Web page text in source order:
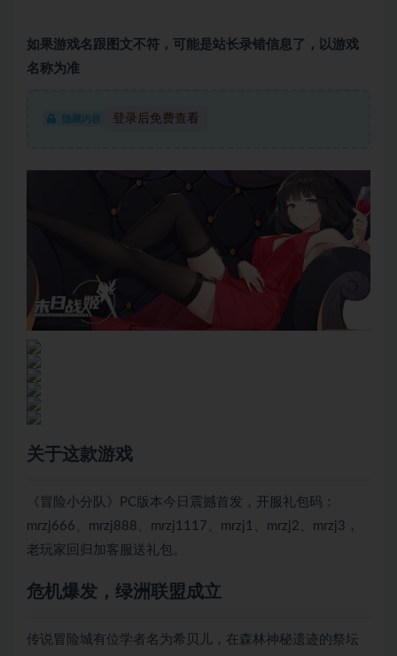
如果游戏名跟图文不符，可能是站长录错信息了，以游戏
名称为准
隐藏内容 登录后免费查看
关于这款游戏
《冒险小分队》PC版本今日震撼首发，开服礼包码：
mrzj666、mrzj888、mrzj1117、mrzj1、mrzj2、mrzj3，
老玩家回归加客服送礼包。
危机爆发，绿洲联盟成立
传说冒险城有位学者名为希贝儿，在森林神秘遗迹的祭坛